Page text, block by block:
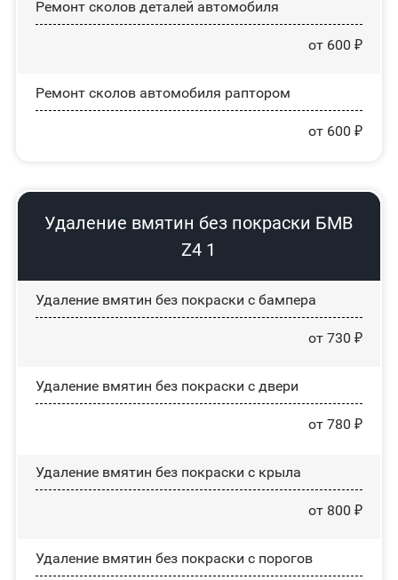
Ремонт сколов деталей автомобиля
от 600 ₽
Ремонт сколов автомобиля раптором
от 600 ₽
Удаление вмятин без покраски БМВ
Z4 1
Удаление вмятин без покраски с бампера
от 730 ₽
Удаление вмятин без покраски с двери
от 780 ₽
Удаление вмятин без покраски с крыла
от 800 ₽
Удаление вмятин без покраски с порогов